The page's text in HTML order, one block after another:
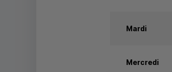
Mardi
Mercredi